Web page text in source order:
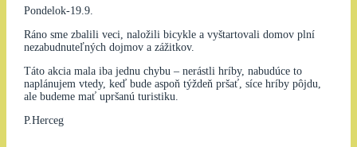
Pondelok-19.9.
Ráno sme zbalili veci, naložili bicykle a vyštartovali domov plní
nezabudnuteľných dojmov a zážitkov.
Táto akcia mala iba jednu chybu – nerástli hríby, nabudúce to
naplánujem vtedy, keď bude aspoň týždeň pršať, síce hríby pôjdu,
ale budeme mať upršanú turistiku.
P.Herceg